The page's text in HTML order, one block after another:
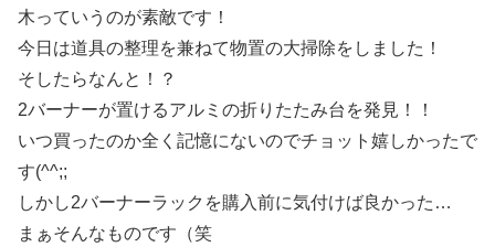
木っていうのが素敵です！
今日は道具の整理を兼ねて物置の大掃除をしました！
そしたらなんと！？
2バーナーが置けるアルミの折りたたみ台を発見！！
いつ買ったのか全く記憶にないのでチョット嬉しかったで
す(^^;;
しかし2バーナーラックを購入前に気付けば良かった…
まぁそんなものです（笑